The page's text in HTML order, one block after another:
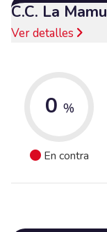
C.C. La
Ver detalles
0 %
En contra